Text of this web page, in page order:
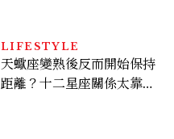
LIFESTYLE
天蠍座變熟後反而開始保持
距離？十二星座關係太靠近